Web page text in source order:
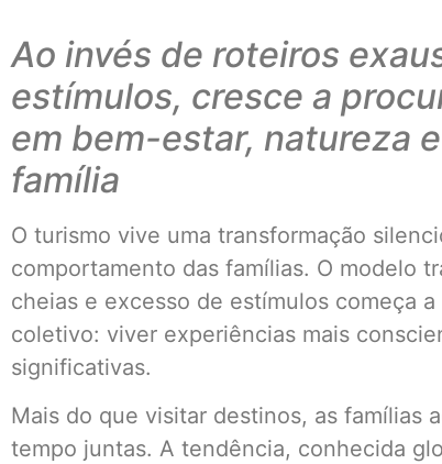
Ao invés de roteiros
estímulos, cresce a
em bem-estar, natureza
família
O turismo vive uma transformação
comportamento das famílias. O modelo
cheias e excesso de estímulos começa
coletivo: viver experiências mais
significativas.
Mais do que visitar destinos, as famílias
tempo juntas. A tendência, conhecida